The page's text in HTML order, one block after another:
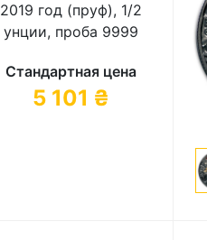
2019 год (пруф), 1/2
унции, проба 9999
Стандартная цена
5 101 ₴